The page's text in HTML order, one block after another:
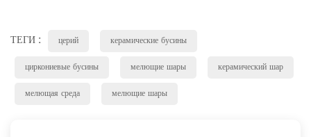
ТЕГИ : церий
керамические бусины
циркониевые бусины
мелющие шары
керамический шар
мелющая среда
мелющие шары